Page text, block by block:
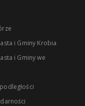
i Gminy Krobia
i Gminy we